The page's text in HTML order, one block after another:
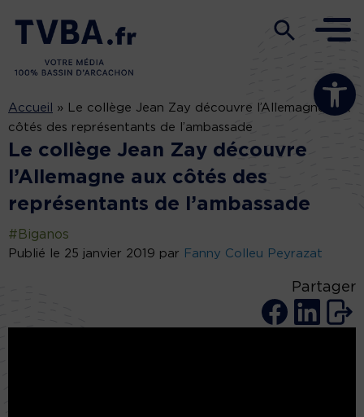
Ouvrir la
Accueil »
Le collège Jean Zay découvre l’Allemagne aux
côtés des représentants de l’ambassade
Le collège Jean Zay découvre
l’Allemagne aux côtés des
représentants de l’ambassade
#Biganos
Publié le 25 janvier 2019 par Fanny Colleu Peyrazat
Partager